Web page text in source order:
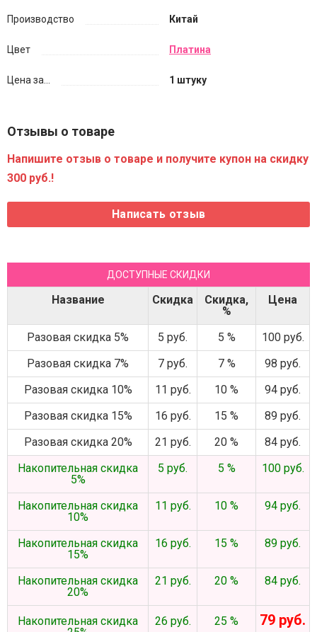
Производство Китай
Цвет Платина
Цена за... 1 штуку
Отзывы о товаре
Напишите отзыв о товаре и получите купон на скидку
300 руб.!
ДОСТУПНЫЕ СКИДКИ
Название Скидка
Скидка,
%
Цена
Разовая скидка 5% 5 руб. 5 %
100 руб.
Разовая скидка 7%
7 руб. 7 %
98 руб.
Разовая скидка 10%
11 руб. 10 %
94 руб.
Разовая скидка 15%
16 руб. 15 %
89 руб.
Разовая скидка 20%
21 руб. 20 %
84 руб.
Накопительная скидка
5%
5 руб. 5 % 100 руб.
Накопительная скидка
10%
11 руб. 10 % 94 руб.
Накопительная скидка
15%
16 руб. 15 % 89 руб.
Накопительная скидка
20%
21 руб. 20 % 84 руб.
Накопительная скидка
26 руб. 25 % 79 руб.